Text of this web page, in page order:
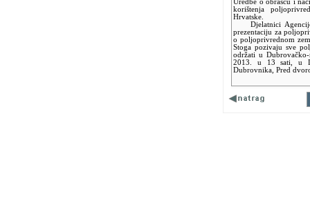
Uredbe o obrascu i
korištenja
Hrvatske.
Djelatnici Agencije
prezentaciju za
o poljoprivrednom
Stoga pozivaju sve
održati u
2013. u 13 sati, u
Dubrovnika, Pred